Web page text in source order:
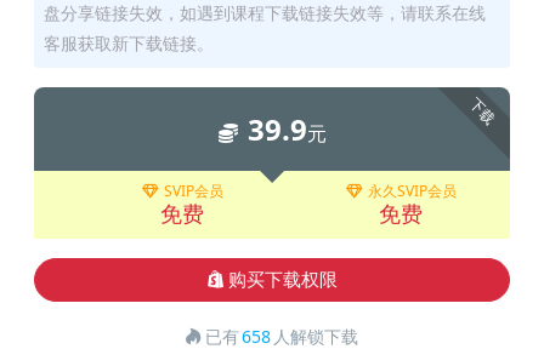
盘分享链接失效，如遇到课程下载链接失效等，请联系在线
客服获取新下载链接。
下载
39.9元
SVIP会员
免费
永久SVIP会员
免费
购买下载权限
已有658 人解锁下载